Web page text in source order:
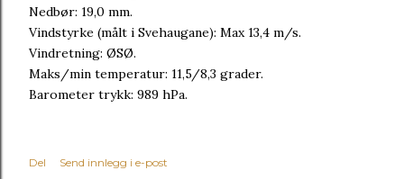
Nedbør: 19,0 mm.
Vindstyrke (målt i Svehaugane): Max 13,4 m/s.
Vindretning: ØSØ.
Maks/min temperatur: 11,5/8,3 grader.
Barometer trykk: 989 hPa.
Del Send innlegg i e-post